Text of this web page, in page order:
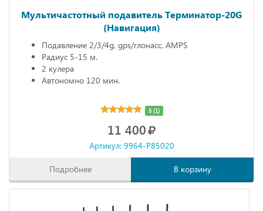
Мультичастотный подавитель Терминатор-20G
(Навигация)
Подавление 2/3/4g, gps/глонасс, AMPS
Радиус 5-15 м.
2 кулера
Автономно 120 мин.
5 (1)
11 400
Артикул: 9964-P85020
Подробнее В корзину